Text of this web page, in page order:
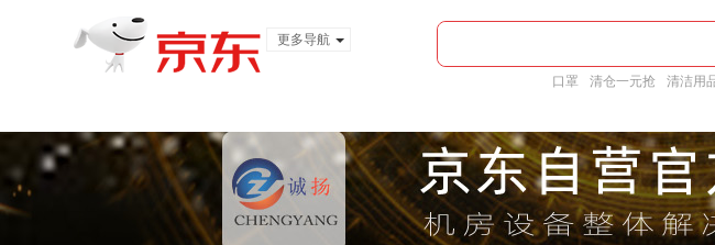
更多导航
口罩 清仓一元抢 清洁用